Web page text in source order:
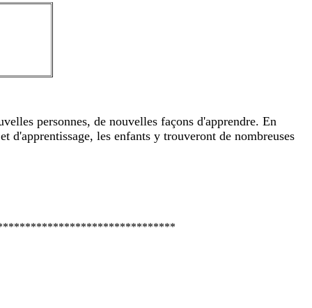
personnes, de nouvelles façons d'apprendre. En
d'apprentissage, les enfants y trouveront de nombreuses